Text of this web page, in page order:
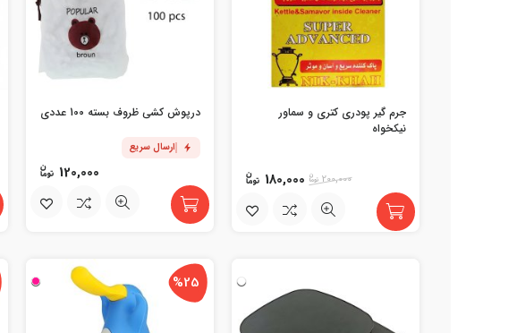
جرم گیر پودری کتری و سماور
نیکخواه
200,000
180,000
درپوش کشی ظروف بسته 100 عددی
ارسال سریع
120,000
%25